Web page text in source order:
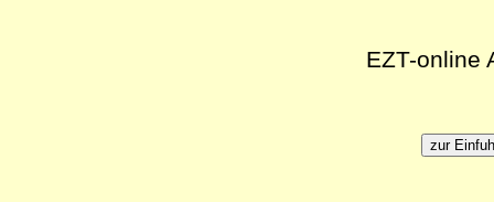
EZT-online